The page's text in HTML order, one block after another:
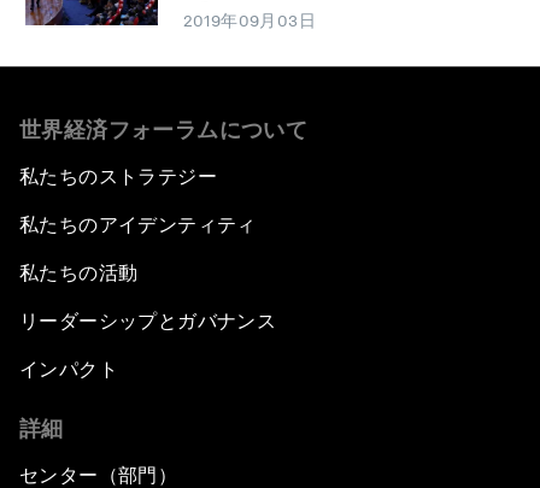
2019年09月03日
世界経済フォーラムについて
私たちのストラテジー
私たちのアイデンティティ
私たちの活動
リーダーシップとガバナンス
インパクト
詳細
センター（部門）